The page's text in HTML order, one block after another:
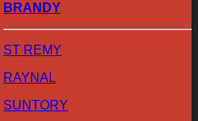
BRANDY
ST REMY
RAYNAL
SUNTORY